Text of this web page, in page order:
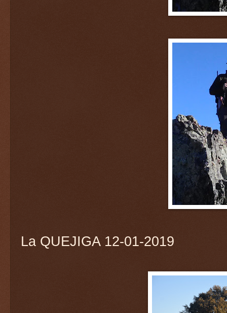
La QUEJIGA 12-01-2019